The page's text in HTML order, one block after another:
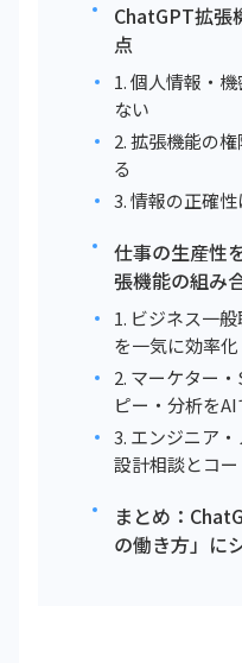
ChatGPT拡張
点
1. 個人情報・
ない
2. 拡張機能の
る
3. 情報の正確
仕事の生産性
張機能の組み
1. ビジネス一
を一気に効率化
2. マーケター
ピー・分析を
3. エンジニア
設計相談とコ
まとめ：
の働き方」に